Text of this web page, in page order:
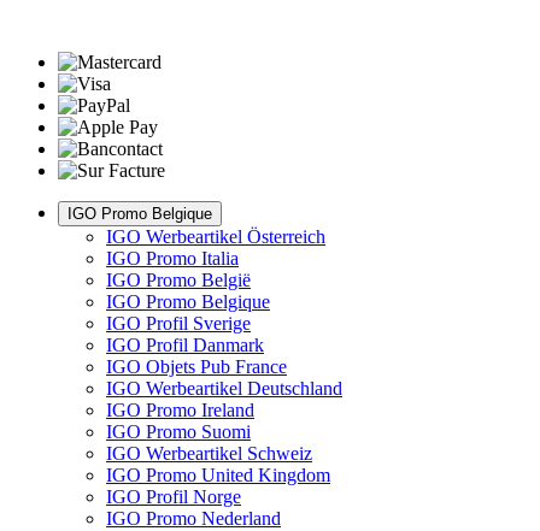
IGO Promo Belgique
IGO Werbeartikel Österreich
IGO Promo Italia
IGO Promo België
IGO Promo Belgique
IGO Profil Sverige
IGO Profil Danmark
IGO Objets Pub France
IGO Werbeartikel Deutschland
IGO Promo Ireland
IGO Promo Suomi
IGO Werbeartikel Schweiz
IGO Promo United Kingdom
IGO Profil Norge
IGO Promo Nederland